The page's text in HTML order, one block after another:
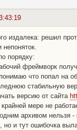
издалека: решил
непоняток.
порядку:
фреймворк
что попал на
стабильную
версию от сайта
крайней мере не
архивом нельзя -
но и тут ошибочка